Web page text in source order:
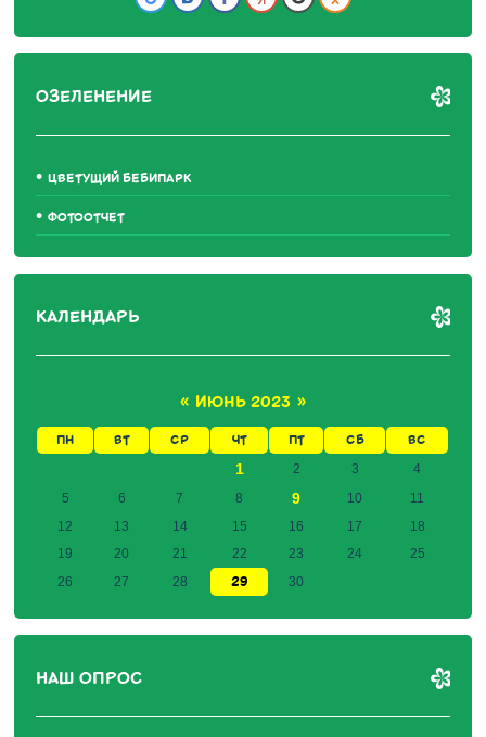
ОЗЕЛЕНЕНИЕ
ЦВЕТУЩИЙ БЕБИПАРК
ФОТООТЧЕТ
КАЛЕНДАРЬ
« ИЮНЬ 2023 »
ПН ВТ СР ЧТ ПТ СБ ВС
1 2 3
4
5
6 7 8 9 10
11
12
13 14 15 16 17
18
19
20 21 22 23 24
25
26
27 28 29 30
НАШ ОПРОС